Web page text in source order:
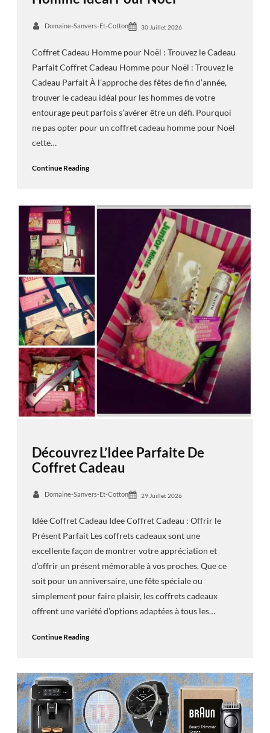
Domaine-Sanvers-Et-Cotton 30 Juillet 2026
Coffret Cadeau Homme pour Noël : Trouvez le Cadeau
Parfait Coffret Cadeau Homme pour Noël : Trouvez le
Cadeau Parfait À l’approche des fêtes de fin d’année,
trouver le cadeau idéal pour les hommes de votre
entourage peut parfois s’avérer être un défi. Pourquoi
ne pas opter pour un coffret cadeau homme pour Noël
cette…
Continue Reading
Découvrez L’Idee Parfaite De
Coffret Cadeau
Domaine-Sanvers-Et-Cotton 29 Juillet 2026
Idée Coffret Cadeau Idee Coffret Cadeau : Offrir le
Présent Parfait Les coffrets cadeaux sont une
excellente façon de montrer votre appréciation et
d’offrir un présent mémorable à vos proches. Que ce
soit pour un anniversaire, une fête spéciale ou
simplement pour faire plaisir, les coffrets cadeaux
offrent une variété d’options adaptées à tous les…
Continue Reading